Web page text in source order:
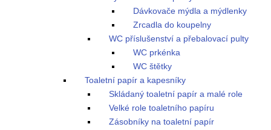
Dávkovače mýdla a mýdlenky
Zrcadla do koupelny
WC příslušenství a přebalovací pulty
WC prkénka
WC štětky
Toaletní papír a kapesníky
Skládaný toaletní papír a malé role
Velké role toaletního papíru
Zásobníky na toaletní papír